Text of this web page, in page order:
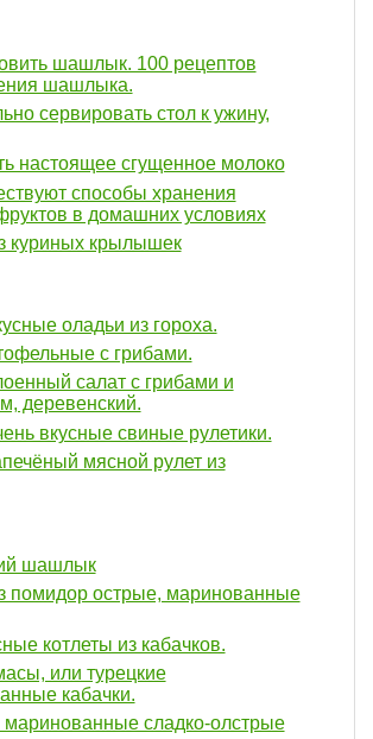
шашлык. 100 рецептов
шашлыка.
сервировать стол к ужину,
настоящее сгущенное молоко
способы хранения
в домашних условиях
куриных крылышек
оладьи из гороха.
с грибами.
салат с грибами и
деревенский.
вкусные свиные рулетики.
мясной рулет из
шашлык
помидор острые, маринованные
котлеты из кабачков.
или турецкие
кабачки.
сладко-олстрые